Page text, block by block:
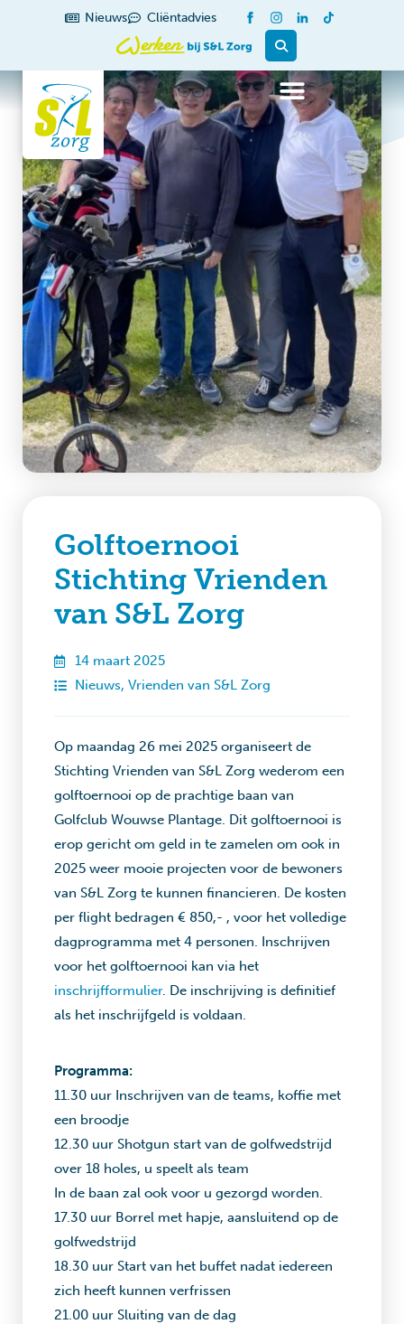
Nieuws Cliëntadvies
Golftoernooi
Stichting Vrienden
van S&L Zorg
14 maart 2025
Nieuws, Vrienden van S&L Zorg
Op maandag 26 mei 2025 organiseert de
Stichting Vrienden van S&L Zorg wederom een
golftoernooi op de prachtige baan van
Golfclub Wouwse Plantage. Dit golftoernooi is
erop gericht om geld in te zamelen om ook in
2025 weer mooie projecten voor de bewoners
van S&L Zorg te kunnen financieren. De kosten
per flight bedragen € 850,- , voor het volledige
dagprogramma met 4 personen. Inschrijven
voor het golftoernooi kan via het
inschrijfformulier. De inschrijving is definitief
als het inschrijfgeld is voldaan.
Programma:
11.30 uur Inschrijven van de teams, koffie met
een broodje
12.30 uur Shotgun start van de golfwedstrijd
over 18 holes, u speelt als team
In de baan zal ook voor u gezorgd worden.
17.30 uur Borrel met hapje, aansluitend op de
golfwedstrijd
18.30 uur Start van het buffet nadat iedereen
zich heeft kunnen verfrissen
21.00 uur Sluiting van de dag